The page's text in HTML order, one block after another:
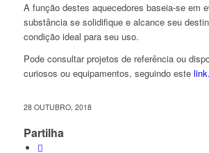
A função destes aquecedores baseia-se em
substância se solidifique e alcance seu
condição ideal para seu uso.
Pode consultar projetos de referência ou
curiosos ou equipamentos, seguindo este link.
28 OUTUBRO, 2018
Partilha